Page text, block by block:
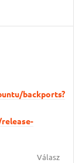
backports?
Válasz